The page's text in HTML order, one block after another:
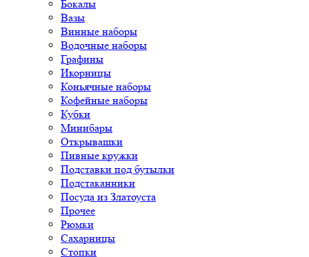
Бокалы
Вазы
Винные наборы
Водочные наборы
Графины
Икорницы
Коньячные наборы
Кофейные наборы
Кубки
Минибары
Открывашки
Пивные кружки
Подставки под бутылки
Подстаканники
Посуда из Златоуста
Прочее
Рюмки
Сахарницы
Стопки